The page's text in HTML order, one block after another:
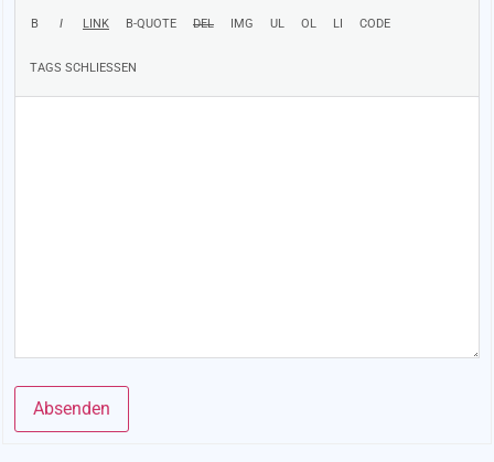
Absenden